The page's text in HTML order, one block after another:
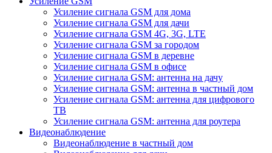
Усиление сигнала GSM для дома
Усиление сигнала GSM для дачи
Усиление сигнала GSM 4G, 3G, LTE
Усиление сигнала GSM за городом
Усиление сигнала GSM в деревне
Усиление сигнала GSM в офисе
Усиление сигнала GSM: антенна на дачу
Усиление сигнала GSM: антенна в частный дом
Усиление сигнала GSM: антенна для цифрового
ТВ
Усиление сигнала GSM: антенна для роутера
Видеонаблюдение
Видеонаблюдение в частный дом